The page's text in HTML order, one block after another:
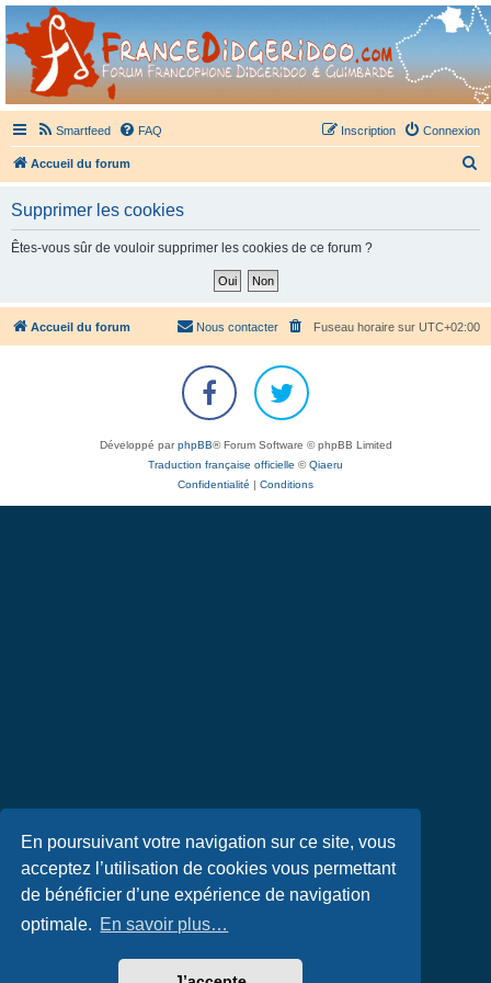
En poursuivant votre navigation sur ce site, vous
acceptez l’utilisation de cookies vous permettant
de bénéficier d’une expérience de navigation
optimale. En savoir plus…
France Didgeridoo
Didgeridoo et Guimbarde sur France Didgeridoo - retrouvez la communauté.
Smartfeed FAQ Connexion
Inscription
Accueil du forum
c
h
Supprimer les cookies
Êtes-vous sûr de vouloir supprimer les cookies de ce forum ?
Accueil du forum Fuseau horaire sur UTC+02:00
Nous contacter
Développé parphpBB® Forum Software © phpBB Limited
Traduction française officielle ©Qiaeru
Confidentialité
Conditions